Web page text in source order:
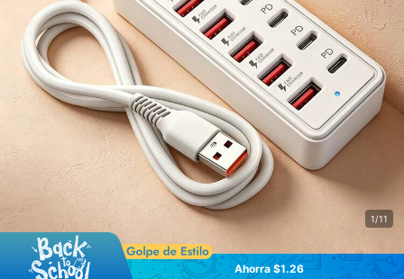
1/11
Ahorra $1.26